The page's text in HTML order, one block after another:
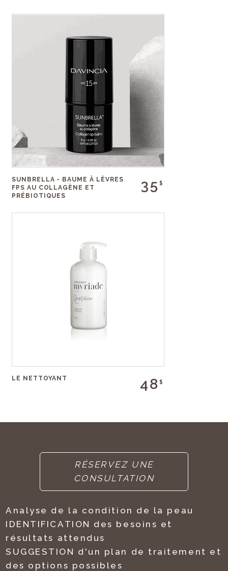
SUNBRELLA - BAUME À LÈVRES
FPS AU COLLAGÈNE ET
PRÉBIOTIQUES
35$
LE NETTOYANT 48$
RÉSERVEZ UNE
CONSULTATION
Analyse de la condition de la peau
IDENTIFICATION des besoins et
résultats attendus
SUGGESTION d'un plan de traitement et
des options possibles